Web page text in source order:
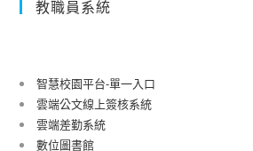
教職員系統
智慧校園平台-單一入口
雲端公文線上簽核系統
雲端差勤系統
數位圖書館